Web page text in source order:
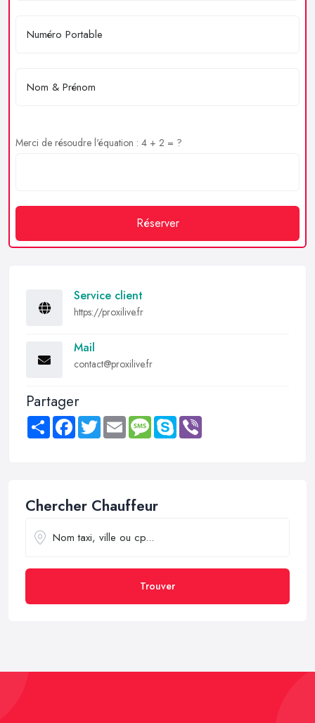
Merci de résoudre l'équation : 4 + 2 = ?
Réserver
Service client
https://proxilive.fr
Mail
contact@proxilive.fr
Partager
Share FacebookTwitter Email MessageSkype
Chercher Chauffeur
Trouver